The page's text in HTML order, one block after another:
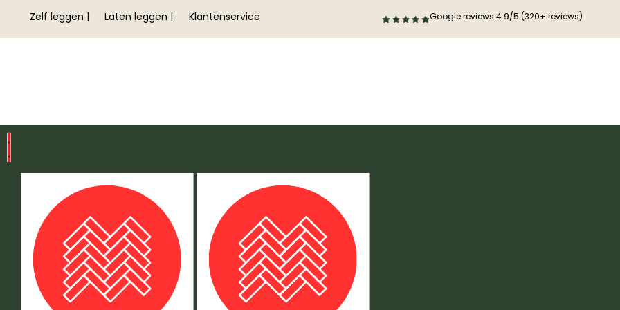
Zelf leggen | Laten leggen | Klantenservice Google reviews 4.9/5 (320+ reviews)